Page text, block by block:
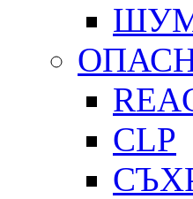
CLP